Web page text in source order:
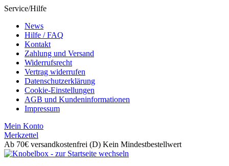
Service/Hilfe
News
Hilfe / FAQ
Kontakt
Zahlung und Versand
Widerrufsrecht
Vertrag widerrufen
Datenschutzerklärung
Cookie-Einstellungen
AGB und Kundeninformationen
Impressum
Mein Konto
Merkzettel
Ab 70€ versandkostenfrei (D) Kein Mindestbestellwert